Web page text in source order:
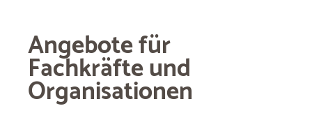
Angebote für
Fachkräfte und
Organisationen